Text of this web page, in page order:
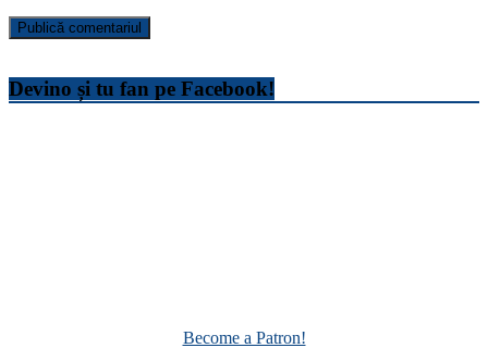
Devino și tu fan pe Facebook!
Become a Patron!